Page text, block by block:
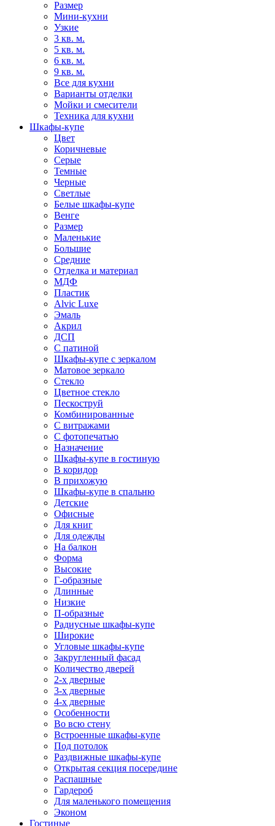
Размер
Мини-кухни
Узкие
3 кв. м.
5 кв. м.
6 кв. м.
9 кв. м.
Все для кухни
Варианты отделки
Мойки и смесители
Техника для кухни
Шкафы-купе
Цвет
Коричневые
Серые
Темные
Черные
Светлые
Белые шкафы-купе
Венге
Размер
Маленькие
Большие
Средние
Отделка и материал
МДФ
Пластик
Alvic Luxe
Эмаль
Акрил
ДСП
С патиной
Шкафы-купе с зеркалом
Матовое зеркало
Стекло
Цветное стекло
Пескоструй
Комбинированные
С витражами
С фотопечатью
Назначение
Шкафы-купе в гостиную
В коридор
В прихожую
Шкафы-купе в спальню
Детские
Офисные
Для книг
Для одежды
На балкон
Форма
Высокие
Г-образные
Длинные
Низкие
П-образные
Радиусные шкафы-купе
Широкие
Угловые шкафы-купе
Закругленный фасад
Количество дверей
2-х дверные
3-х дверные
4-х дверные
Особенности
Во всю стену
Встроенные шкафы-купе
Под потолок
Раздвижные шкафы-купе
Открытая секция посередине
Распашные
Гардероб
Для маленького помещения
Эконом
Гостиные